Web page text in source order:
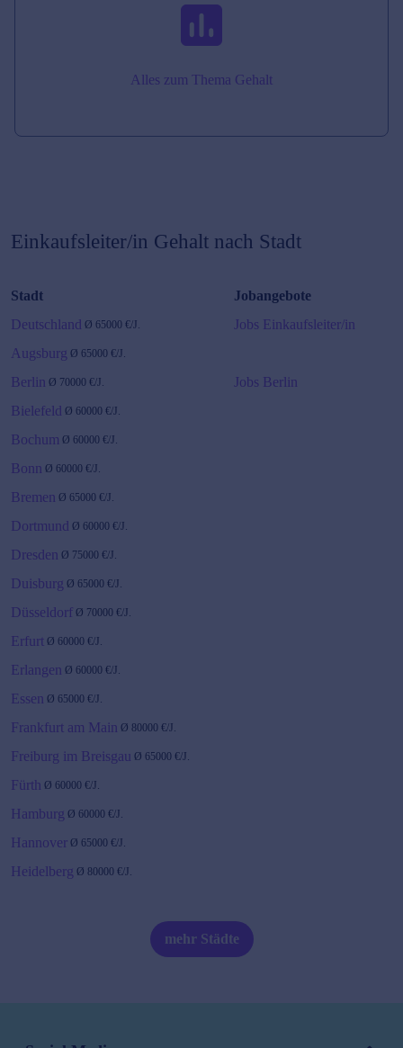
Alles zum Thema Gehalt
Einkaufsleiter/in Gehalt nach Stadt
Stadt
Jobangebote
Deutschland Ø 65000 €/J.
Jobs Einkaufsleiter/in
Augsburg Ø 65000 €/J.
Berlin Ø 70000 €/J.
Jobs Berlin
Bielefeld Ø 60000 €/J.
Bochum Ø 60000 €/J.
Bonn Ø 60000 €/J.
Bremen Ø 65000 €/J.
Dortmund Ø 60000 €/J.
Dresden Ø 75000 €/J.
Duisburg Ø 65000 €/J.
Düsseldorf Ø 70000 €/J.
Erfurt Ø 60000 €/J.
Erlangen Ø 60000 €/J.
Essen Ø 65000 €/J.
Frankfurt am Main Ø 80000 €/J.
Freiburg im Breisgau Ø 65000 €/J.
Fürth Ø 60000 €/J.
Hamburg Ø 60000 €/J.
Hannover Ø 65000 €/J.
Heidelberg Ø 80000 €/J.
Magdeburg Ø 52000
mehr Städte